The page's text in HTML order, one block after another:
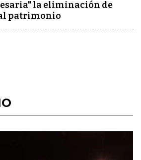
la eliminación de
patrimonio